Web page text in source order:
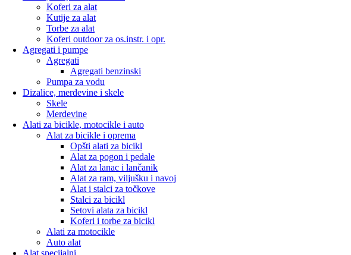
Koferi za alat
Kutije za alat
Torbe za alat
Koferi outdoor za os.instr. i opr.
Agregati i pumpe
Agregati
Agregati benzinski
Pumpa za vodu
Dizalice, merdevine i skele
Skele
Merdevine
Alati za bicikle, motocikle i auto
Alat za bicikle i oprema
Opšti alati za bicikl
Alat za pogon i pedale
Alat za lanac i lančanik
Alat za ram, viljušku i navoj
Alat i stalci za točkove
Stalci za bicikl
Setovi alata za bicikl
Koferi i torbe za bicikl
Alati za motocikle
Auto alat
Alat specijalni